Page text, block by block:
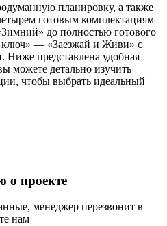
планировку, а также
готовым комплектациям
до полностью готового
ключ» — «Заезжай и Живи» с
Ниже представлена удобная
можете детально изучить
чтобы выбрать идеальный
о проекте
менеджер перезвонит в
нам